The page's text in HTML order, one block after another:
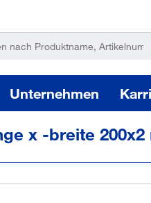
Unternehmen
x -breite